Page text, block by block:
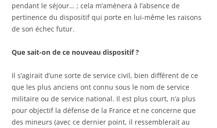
pendant le séjour… ; cela m’amènera à l’absence de
pertinence du dispositif qui porte en lui-même les raisons
de son échec futur.
Que sait-on de ce nouveau dispositif ?
Il s’agirait d’une sorte de service civil, bien différent de ce
que les plus anciens ont connu sous le nom de service
militaire ou de service national. Il est plus court, n’a plus
pour objectif la défense de la France et ne concerne que
des mineurs (avec ce dernier point, il ressemblerait au